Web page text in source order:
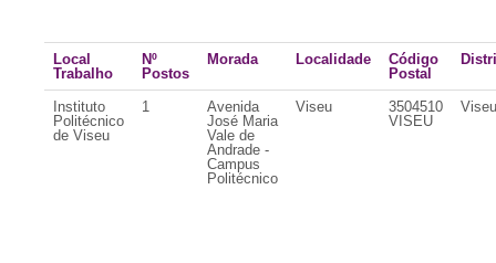
Local
Trabalho
Nº
Postos
Morada Localidade
Código
Postal
Instituto
Politécnico
de Viseu
1
Avenida
José Maria
Vale de
Andrade -
Campus
Politécnico
Viseu
3504510
VISEU
Viseu